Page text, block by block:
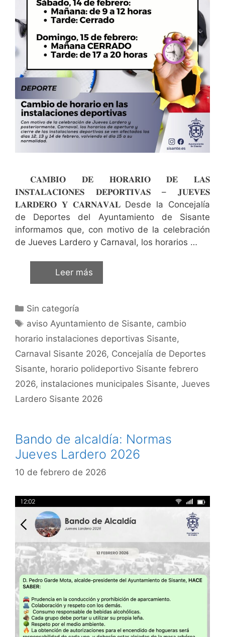
𝐂𝐀𝐌𝐁𝐈𝐎 𝐃𝐄 𝐇𝐎𝐑𝐀𝐑𝐈𝐎 𝐃𝐄 𝐋𝐀𝐒
𝐈𝐍𝐒𝐓𝐀𝐋𝐀𝐂𝐈𝐎𝐍𝐄𝐒 𝐃𝐄𝐏𝐎𝐑𝐓𝐈𝐕𝐀𝐒 – 𝐉𝐔𝐄𝐕𝐄𝐒
𝐋𝐀𝐑𝐃𝐄𝐑𝐎 𝐘 𝐂𝐀𝐑𝐍𝐀𝐕𝐀𝐋 Desde la Concejalía
de Deportes del Ayuntamiento de Sisante
informamos que, con motivo de la celebración
de Jueves Lardero y Carnaval, los horarios …
Leer más
Sin categoría
aviso Ayuntamiento de Sisante, cambio
horario instalaciones deportivas Sisante,
Carnaval Sisante 2026, Concejalía de Deportes
Sisante, horario polideportivo Sisante febrero
2026, instalaciones municipales Sisante, Jueves
Lardero Sisante 2026
Bando de alcaldía: Normas
Jueves Lardero 2026
10 de febrero de 2026